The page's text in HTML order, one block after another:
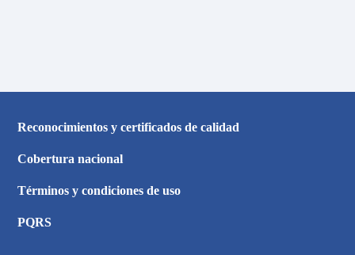
Reconocimientos y certificados de calidad
Cobertura nacional
Términos y condiciones de uso
PQRS